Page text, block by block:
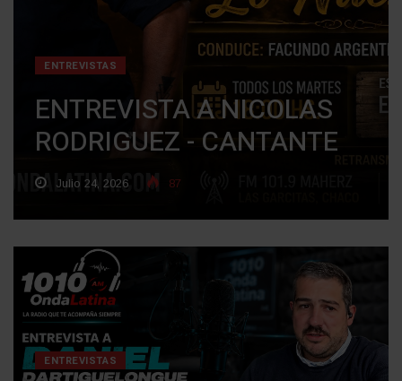
ENTREVISTAS
ENTREVISTA A NICOLAS
RODRIGUEZ - CANTANTE
Julio 24, 2026 87
ENTREVISTAS